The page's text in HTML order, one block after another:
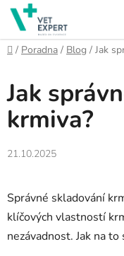
Přejít
obsah
Domů
/ Poradna / Blog / Jak
Jak
krmiva?
21.10.2025
Správné skladování
klíčových vlastností
nezávadnost. Jak na